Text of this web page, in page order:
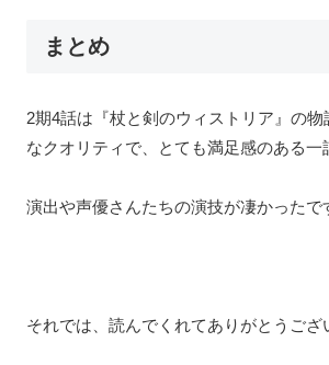
まとめ
2期4話は『杖と剣のウィストリア』の物
なクオリティで、とても満足感のある一
演出や声優さんたちの演技が凄かったで
それでは、読んでくれてありがとうござ